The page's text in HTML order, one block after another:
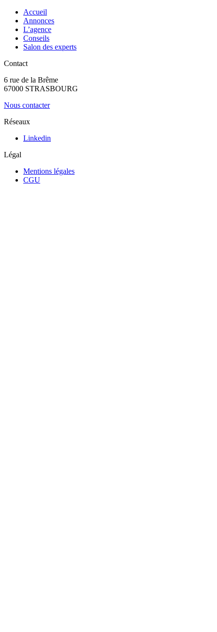
Accueil
Annonces
L’agence
Conseils
Salon des experts
Contact
6 rue de la Brême
67000 STRASBOURG
Nous contacter
Réseaux
Linkedin
Légal
Mentions légales
CGU